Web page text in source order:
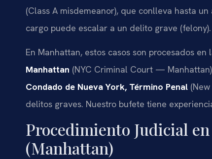
(Class A misdemeanor), que conlleva hasta
cargo puede escalar a un delito grave (felony).
En Manhattan, estos casos son procesados en
Manhattan (NYC Criminal Court —
Condado de Nueva York, Término Penal
delitos graves. Nuestro bufete tiene
Procedimiento Judicial
(Manhattan)